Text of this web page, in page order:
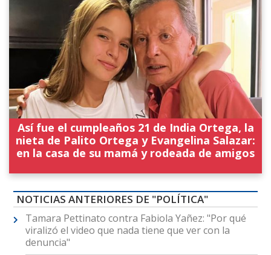
Así fue el cumpleaños 21 de India Ortega, la
nieta de Palito Ortega y Evangelina Salazar:
en la casa de su mamá y rodeada de amigos
NOTICIAS ANTERIORES DE "POLÍTICA"
Tamara Pettinato contra Fabiola Yañez: "Por qué
viralizó el video que nada tiene que ver con la
denuncia"